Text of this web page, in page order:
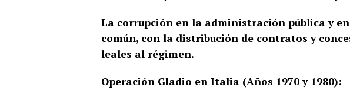
La corrupción en la administración pública y
común, con la distribución de contratos y
leales al régimen.
Operación Gladio en Italia (Años 1970 y 1980):